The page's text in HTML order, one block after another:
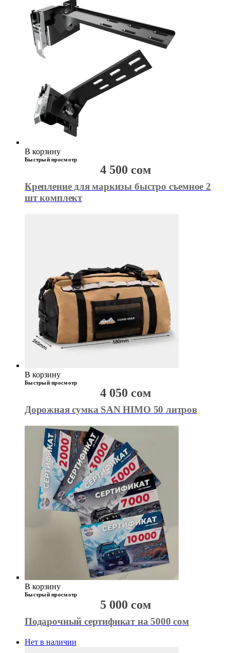
В корзину
Быстрый просмотр
Крепление для маркизы быстро съемное 2
шт комплект
4 500 сом
В корзину
Быстрый просмотр
Дорожная сумка SAN HIMO 50 литров
4 050 сом
В корзину
Быстрый просмотр
Подарочный сертификат на 5000 сом
5 000 сом
Нет в наличии